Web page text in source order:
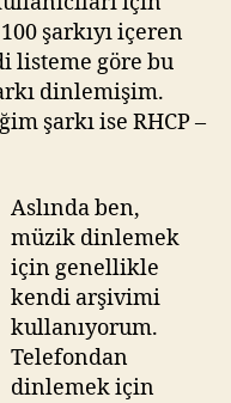
a
z
içinşarkıyı içeren
listeme göre bu
dinlemişim.
şarkı ise RHCP –
Aslında ben,
müzik dinlemek
için genellikle
kendi arşivimi
kullanıyorum.
Telefondan
dinlemek için